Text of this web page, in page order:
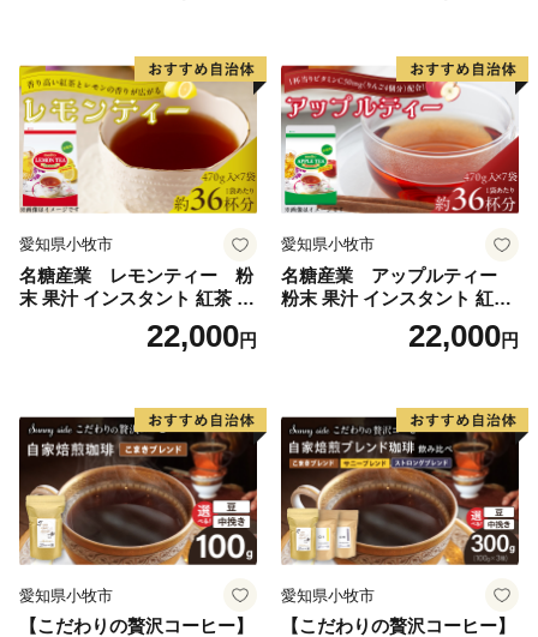
愛知県小牧市
名糖産業 レモンティー 粉
末 果汁 インスタント 紅茶 ビ
タミンC 袋 ロングセラー 粉
末飲料 粉末茶 簡単 手軽 ホッ
22,000円
愛知県小牧市
名糖産業 アップルティー
粉末 果汁 インスタント 紅茶
ティー ビタミンC 袋 ロング
セラー 粉末飲料 粉末茶 簡単
22,000円
愛知県小牧市
【こだわりの贅沢コーヒー】
愛知県小牧市
【こだわりの贅沢コーヒー】